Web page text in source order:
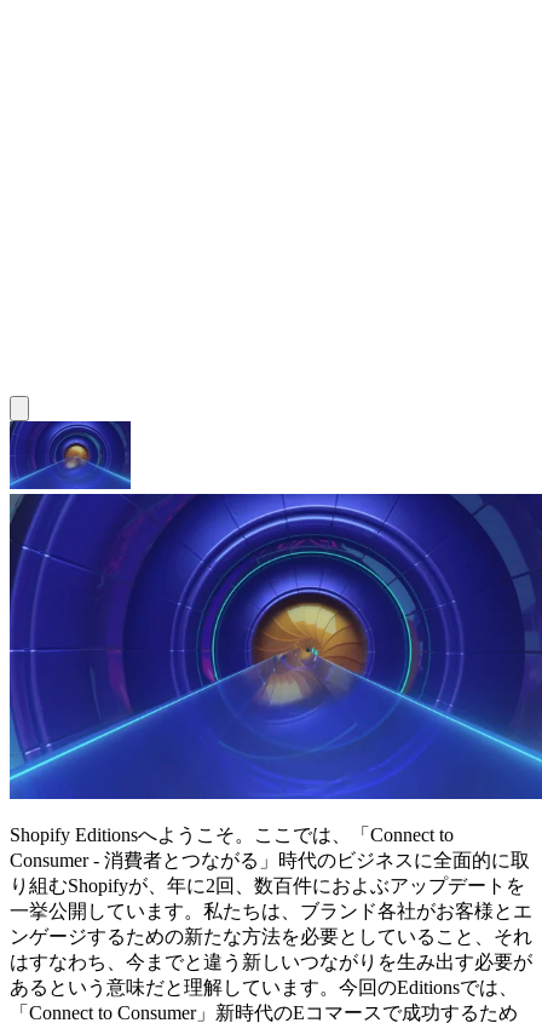
Shopify Editionsへようこそ。ここでは、「Connect to
Consumer - 消費者とつながる」時代のビジネスに全面的に取
り組むShopifyが、年に2回、数百件におよぶアップデートを
一挙公開しています。私たちは、ブランド各社がお客様とエ
ンゲージするための新たな方法を必要としていること、それ
はすなわち、今までと違う新しいつながりを生み出す必要が
あるという意味だと理解しています。今回のEditionsでは、
「Connect to Consumer」新時代のEコマースで成功するため